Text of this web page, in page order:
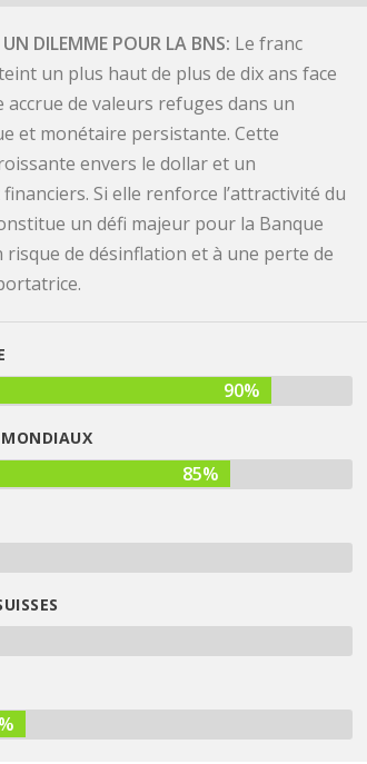
DILEMME POUR LA BNS Le franc
un plus haut de plus de dix ans face
de valeurs refuges dans un
et monétaire persistante. Cette
envers le dollar et un
Si elle renforce l’attractivité du
un défi majeur pour la Banque
de désinflation et à une perte de
90%
MONDIAUX
85%